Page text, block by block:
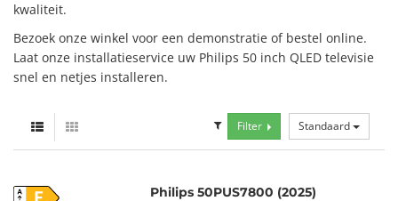
kwaliteit.
Bezoek onze winkel voor een demonstratie of bestel online.
Laat onze installatieservice uw Philips 50 inch QLED televisie
snel en netjes installeren.
Filter Standaard
Philips 50PUS7800 (2025)